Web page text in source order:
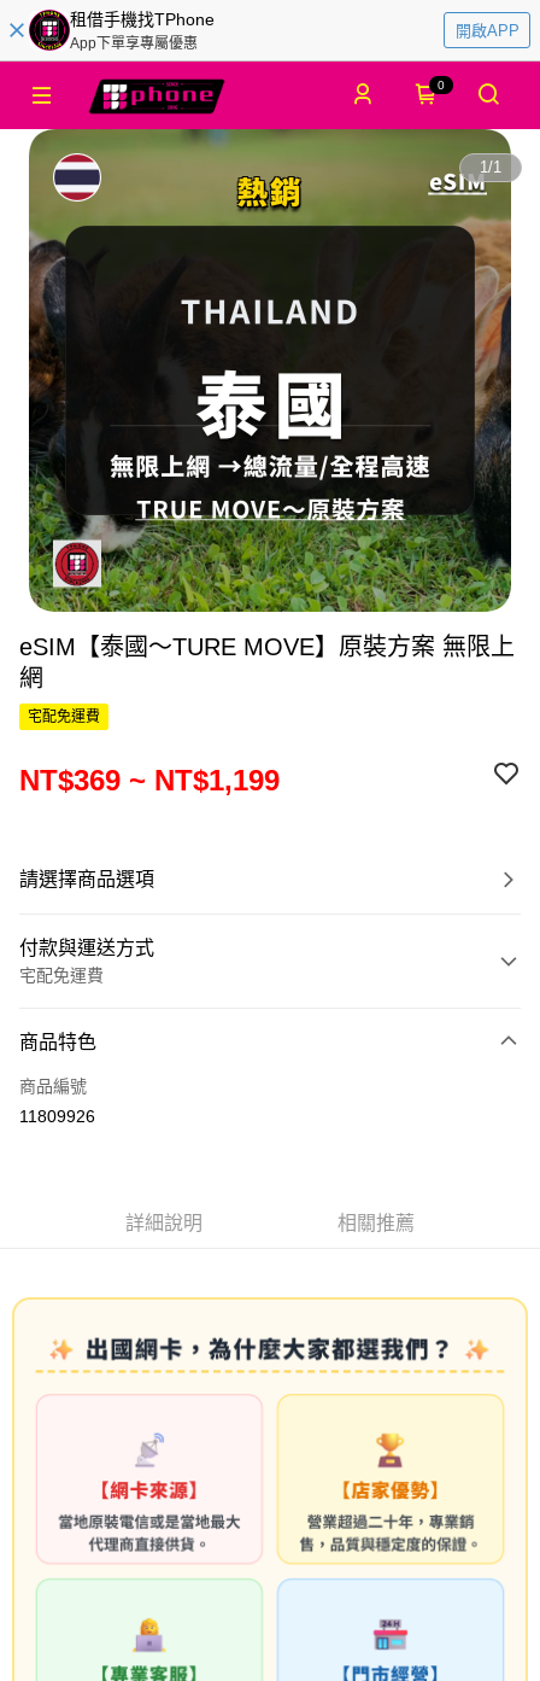
租借手機找TPhone
App下單享專屬優惠
開啟APP
0
1/1
eSIM【泰國～TURE MOVE】原裝方案 無限上
網
宅配免運費
NT$369 ~ NT$1,199
請選擇商品選項
付款與運送方式
宅配免運費
信用卡一次付款
信用卡分期付款
上海商業儲蓄銀行
台北富邦商業銀行
匯豐（台灣）商業銀行
華泰商業銀行
元大商業銀行
永豐商業銀行
台灣樂天信用卡公司
合作金庫商業銀行
第一商業銀行
匯豐（台灣）商業銀行
華泰商業銀行
聯邦商業銀行
遠東國際商業銀行
元大商業銀行
永豐商業銀行
台新國際商業銀行
中國信託商業銀行
台灣樂天信用卡公司
悠遊付
ATM付款
便利帶 2~3工作天(國定假日無配送)
每筆NT$65，滿NT$199(含以上)免運費
到店自取-台北信義門市 (租借商品請先詢問客服)
每筆NT$100，滿NT$199(含以上)免運費
商品特色
商品編號
11809926
詳細說明 相關推薦